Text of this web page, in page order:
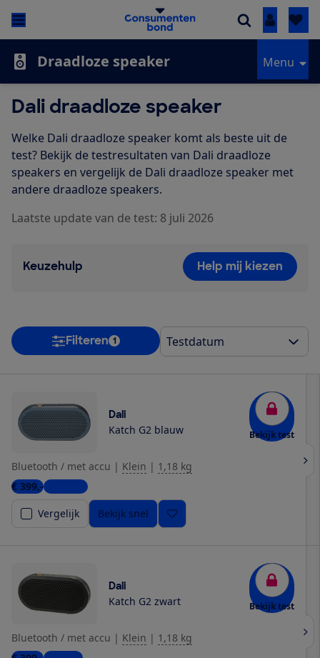
Inloggen
Draadloze speaker Menu
Dali draadloze speaker
Welke Dali draadloze speaker komt als beste uit de
test? Bekijk de testresultaten van Dali draadloze
speakers en vergelijk de Dali draadloze speaker met
andere draadloze speakers.
Laatste update van de test: 8 juli 2026
Keuzehulp Help mij kiezen
Filteren 1
Dali
Katch G2 blauw Bekijk test
Bluetooth / met accu | Klein | 1,18 kg
€ 399,-2 winkels
Vergelijk
Bekijk snel
Dali
Katch G2 zwart Bekijk test
Bluetooth / met accu | Klein | 1,18 kg